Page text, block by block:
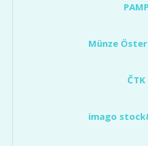
Münze
ČTK
imago